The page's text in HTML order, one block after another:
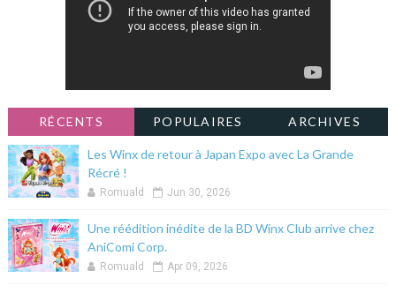
RÉCENTS POPULAIRES ARCHIVES
Les Winx de retour à Japan Expo avec La Grande
Récré !
Romuald Jun 30, 2026
Une réédition inédite de la BD Winx Club arrive chez
AniComi Corp.
Romuald Apr 09, 2026